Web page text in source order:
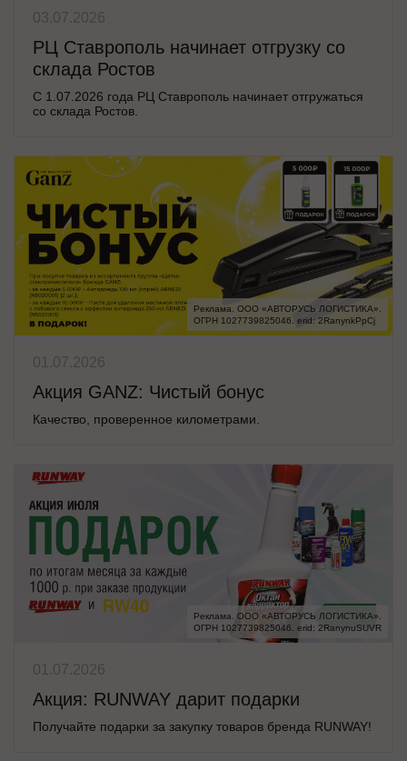
03.07.2026
РЦ Ставрополь начинает отгрузку со
склада Ростов
С 1.07.2026 года РЦ Ставрополь начинает отгружаться
со склада Ростов.
Реклама. ООО «АВТОРУСЬ ЛОГИСТИКА».
ОГРН 1027739825046. erid: 2RanynkPpCj
01.07.2026
Акция GANZ: Чистый бонус
Качество, проверенное километрами.
Реклама. ООО «АВТОРУСЬ ЛОГИСТИКА».
ОГРН 1027739825046. erid: 2RanynuSUVR
01.07.2026
Акция: RUNWAY дарит подарки
Получайте подарки за закупку товаров бренда RUNWAY!